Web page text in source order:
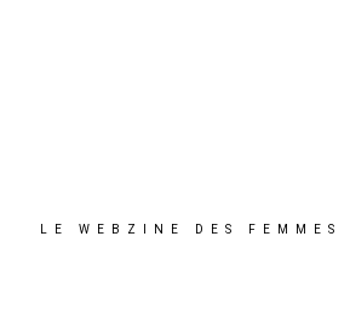
LE WEBZINE DES FEMMES